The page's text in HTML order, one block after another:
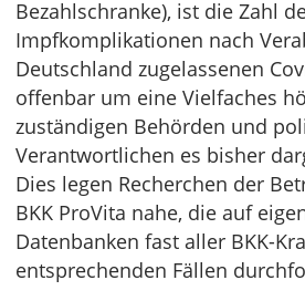
Bezahlschranke), ist die Zahl
Impfkomplikationen nach
Deutschland zugelassenen
offenbar um eine Vielfaches
zuständigen Behörden und
Verantwortlichen es bisher
Dies legen Recherchen der
BKK ProVita nahe, die auf
Datenbanken fast aller BKK-
entsprechenden Fällen